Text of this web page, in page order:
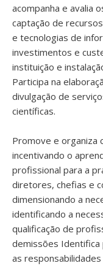
acompanha e avalia
captação de
e tecnologias de
investimentos e
instituição e
Participa na
divulgação de
científicas.
Promove e organiza
incentivando o
profissional para a
diretores, chefias e
dimensionando a
identificando a
qualificação de
demissões
as